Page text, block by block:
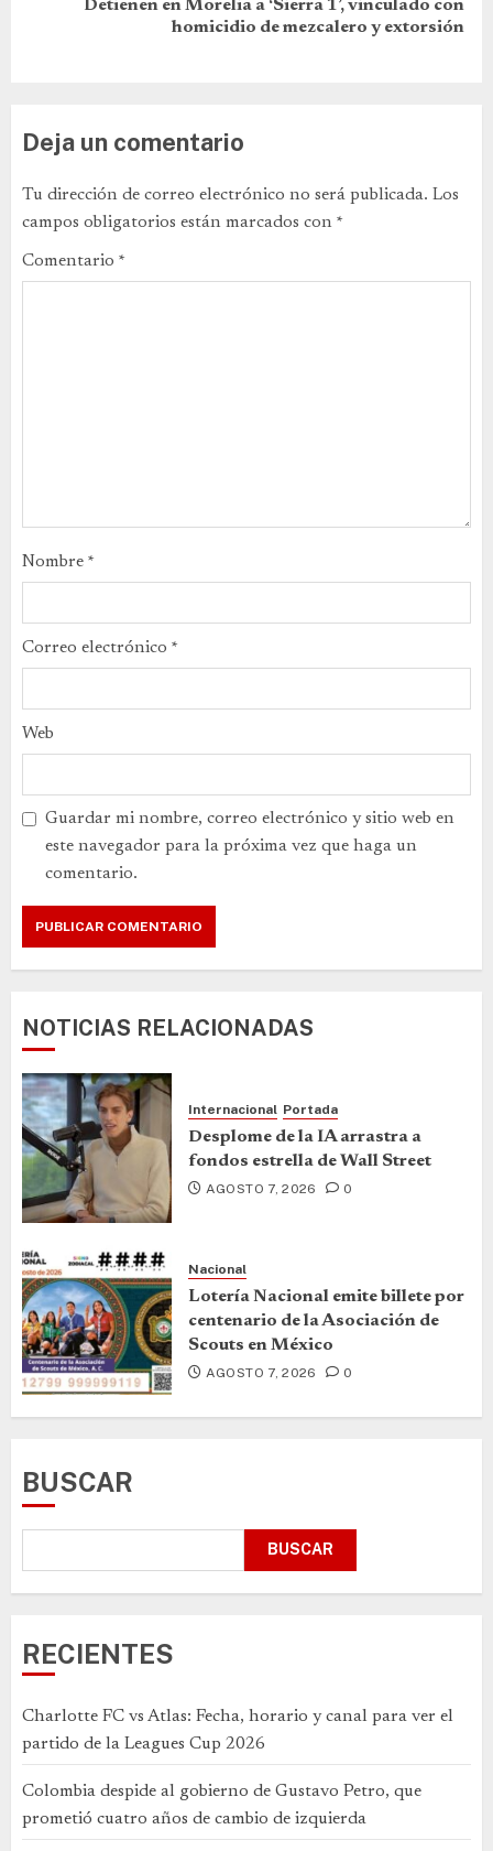
Detienen en Morelia a ‘Sierra 1’, vinculado con
homicidio de mezcalero y extorsión
Deja un comentario
Tu dirección de correo electrónico no será publicada. Los
campos obligatorios están marcados con *
Comentario *
Nombre *
Correo electrónico *
Web
Guardar mi nombre, correo electrónico y sitio web en
este navegador para la próxima vez que haga un
comentario.
NOTICIAS RELACIONADAS
Internacional Portada
Desplome de la IA arrastra a
fondos estrella de Wall Street
AGOSTO 7, 2026 0
Nacional
Lotería Nacional emite billete por
centenario de la Asociación de
Scouts en México
AGOSTO 7, 2026 0
BUSCAR
BUSCAR
RECIENTES
Charlotte FC vs Atlas: Fecha, horario y canal para ver el
partido de la Leagues Cup 2026
Colombia despide al gobierno de Gustavo Petro, que
prometió cuatro años de cambio de izquierda